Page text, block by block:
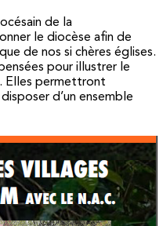
de la
le diocèse afin de
de nos si chères églises.
pour illustrer le
Elles permettront
d’un ensemble